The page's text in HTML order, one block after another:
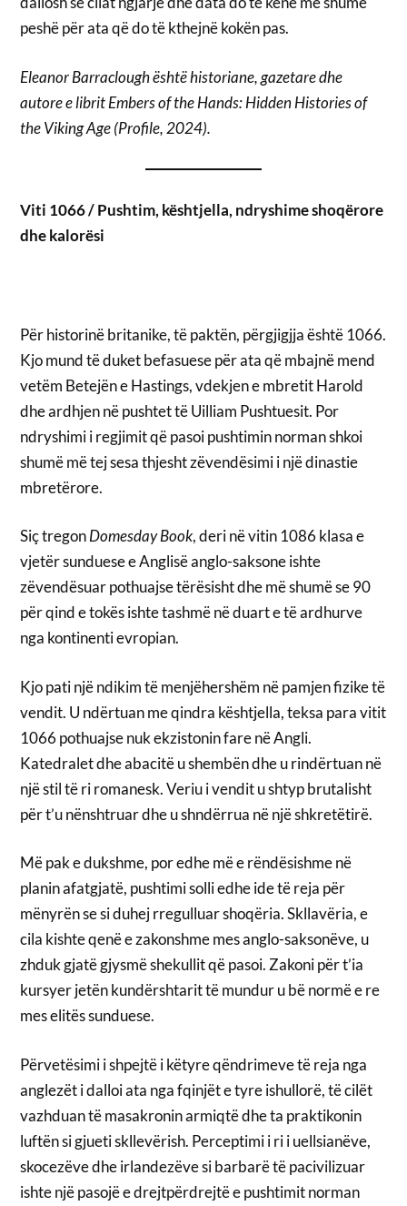
peshë për ata që do të kthejnë kokën pas.
Eleanor Barraclough është historiane, gazetare dhe
autore e librit Embers of the Hands: Hidden Histories of
the Viking Age (Profile, 2024).
Viti 1066 /Pushtim, kështjella, ndryshime shoqërore
dhe kalorësi
Për historinë britanike, të paktën, përgjigjja është 1066.
Kjo mund të duket befasuese për ata që mbajnë mend
vetëm Betejën e Hastings, vdekjen e mbretit Harold
dhe ardhjen në pushtet të Uilliam Pushtuesit. Por
ndryshimi i regjimit që pasoi pushtimin norman shkoi
shumë më tej sesa thjesht zëvendësimi i një dinastie
mbretërore.
Siç tregonDomesday Book, deri në vitin 1086 klasa e
vjetër sunduese e Anglisë anglo-saksone ishte
zëvendësuar pothuajse tërësisht dhe më shumë se 90
për qind e tokës ishte tashmë në duart e të ardhurve
nga kontinenti evropian.
Kjo pati një ndikim të menjëhershëm në pamjen fizike të
vendit. U ndërtuan me qindra kështjella, teksa para vitit
1066 pothuajse nuk ekzistonin fare në Angli.
Katedralet dhe abacitë u shembën dhe u rindërtuan në
një stil të ri romanesk. Veriu i vendit u shtyp brutalisht
për t’u nënshtruar dhe u shndërrua në një shkretëtirë.
Më pak e dukshme, por edhe më e rëndësishme në
planin afatgjatë, pushtimi solli edhe ide të reja për
mënyrën se si duhej rregulluar shoqëria. Skllavëria, e
cila kishte qenë e zakonshme mes anglo-saksonëve, u
zhduk gjatë gjysmë shekullit që pasoi. Zakoni për t’ia
kursyer jetën kundërshtarit të mundur u bë normë e re
mes elitës sunduese.
Përvetësimi i shpejtë i këtyre qëndrimeve të reja nga
anglezët i dalloi ata nga fqinjët e tyre ishullorë, të cilët
vazhduan të masakronin armiqtë dhe ta praktikonin
luftën si gjueti skllevërish. Perceptimi i ri i uellsianëve,
skocezëve dhe irlandezëve si barbarë të pacivilizuar
ishte një pasojë e drejtpërdrejtë e pushtimit norman